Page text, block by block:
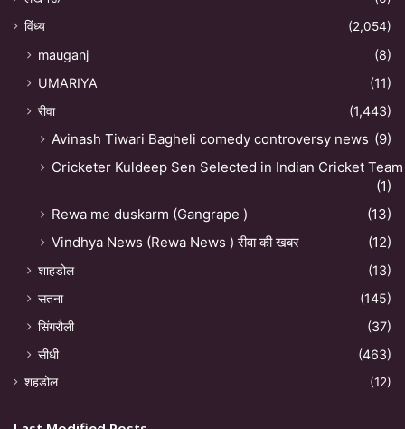
विंध्य
(2,054)
mauganj
(8)
UMARIYA
(11)
रीवा
(1,443)
Avinash Tiwari Bagheli comedy controversy news (9)
Cricketer Kuldeep Sen Selected in Indian Cricket Team
(1)
Rewa me duskarm (Gangrape )
(13)
Vindhya News (Rewa News ) रीवा की खबर
(12)
शाहडोल
(13)
सतना
(145)
सिंगरौली
(37)
सीधी
(463)
शहडोल (12)